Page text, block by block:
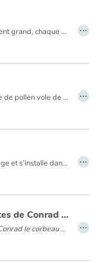
De l'infiniment petit à l'infiniment grand, chaque chose forme un tout dont nous faisons partie... …
Au jardin, une abeille couverte de pollen vole de fleur en fleur sans songer à se reposer. Pendant ce temps, un escargot grimpe le long d’une tige sans songer à se hâter. À la fin de la journée, l’abeille rentre chez elle. Esseulée, une fleur salue l’escargot : « Bonsoir escargot ! Et bonne nuit. J’avais tant de choses à dire à l’abeille et tu arrives bien tard... » Ému, l’escargot invite la fleur à lui parler : il retiendra ses mots doux et les transmettra à l’abeille, demain. …
Quand Mielours arrive au village et s’installe dans la maison autrefois habitée par Hulotte, c’est la consternation parmi les habitants. Qui est cet intrus, ce paresseux qui vient s’installer chez la voisine et passe son temps à faire la sieste ? Et qui néglige le jardin et la maison ? …
Les fables extravagantes de Conrad le corbeau
le corbeauest un recueil aussi drôle que décalé. Pierrette Dubé se glisse dans la peau de cet auteur observateur et signe l’une de ses œuvres les plus drôles en jouant avec les codes de la fable. Chaque histoire présente des personnages qui apprendront aux lecteurs, à travers une série d’épreuves, une morale pas toujours pertinente, mais ô combien amusante. Audrey Malo met en images cet univers absurde avec brio, en donnant vie à ces situations complètement surprenantes. …